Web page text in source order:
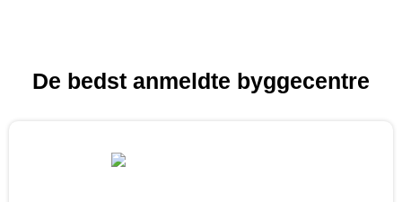
De bedst anmeldte byggecentre